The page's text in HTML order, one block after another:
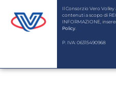
Il Consorzio Vero
contenuti a scopo di
INFORMAZIONE,
Policy.
P. IVA: 06315490968